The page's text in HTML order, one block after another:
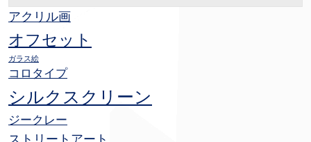
アクリル画
オフセット
ガラス絵
コロタイプ
シルクスクリーン
ジークレー
ストリートアート